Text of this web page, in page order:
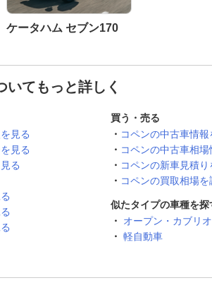
ケータハム セブン170
いてもっと詳しく
見る
見る
る
買う・売る
コペンの中古車情報
コペンの中古車相場
コペンの新車見積り
コペンの買取相場を
似たタイプの車種を探
オープン・カブリ
軽自動車